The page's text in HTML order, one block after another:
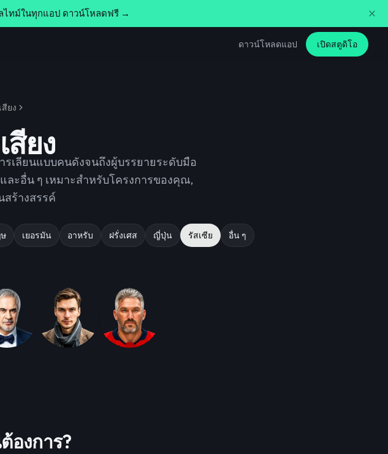
ไทม์ในทุกแอป ดาวน์โหลดฟรี →
ดาวน์โหลดแอป เปิดสตูดิโอ
ยง
สียง
เลียนแบบคนดังจนถึงผู้บรรยายระดับมือ
ละอื่น ๆ เหมาะสำหรับโครงการของคุณ,
ร้างสรรค์
เยอรมัน อาหรับ ฝรั่งเศส ญี่ปุ่น รัสเซีย อื่น ๆ
องการ?